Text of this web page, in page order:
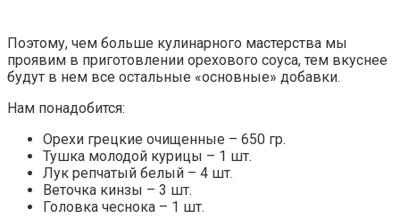
Поэтому, чем больше кулинарного мастерства мы
проявим в приготовлении орехового соуса, тем вкуснее
будут в нем все остальные «основные» добавки.
Нам понадобится:
Орехи грецкие очищенные – 650 гр.
Тушка молодой курицы – 1 шт.
Лук репчатый белый – 4 шт.
Веточка кинзы – 3 шт.
Головка чеснока – 1 шт.